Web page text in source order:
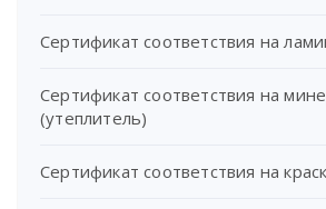
Сертификат соответствия на
Сертификат соответствия на
(утеплитель)
Сертификат соответствия на